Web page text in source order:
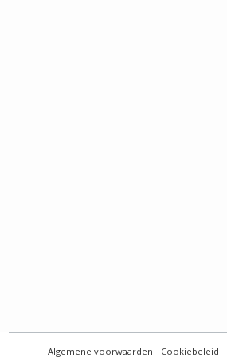
Algemene voorwaarden Cookiebeleid